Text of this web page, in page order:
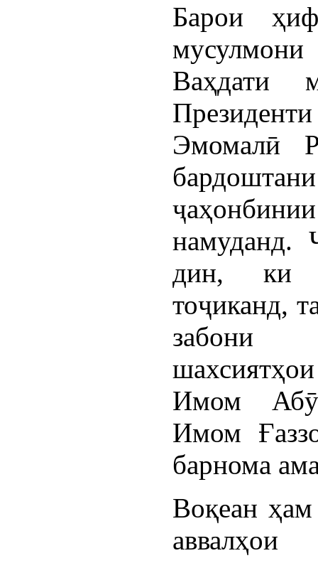
Барои
мусулмони
Ваҳдати
Эмомалӣ
намуданд.
дин, ки
тоҷиканд,
забони
Имом
Имом
барнома
Воқеан
аввалҳои